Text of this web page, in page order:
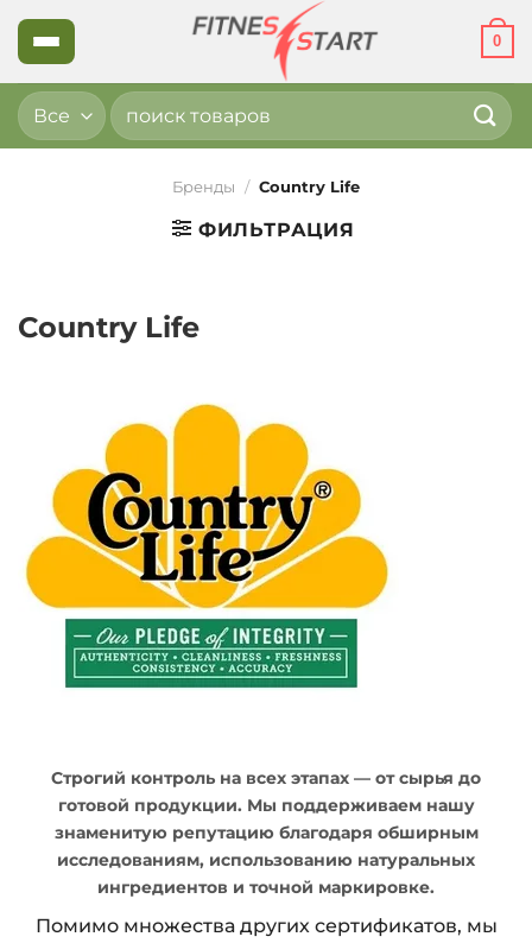
Skip
0
Искать:
Бренды / Country Life
ФИЛЬТРАЦИЯ
Country Life
Строгий контроль на всех этапах — от сырья до
готовой продукции. Мы поддерживаем нашу
знаменитую репутацию благодаря обширным
исследованиям, использованию натуральных
ингредиентов и точной маркировке.
Помимо множества других сертификатов, мы